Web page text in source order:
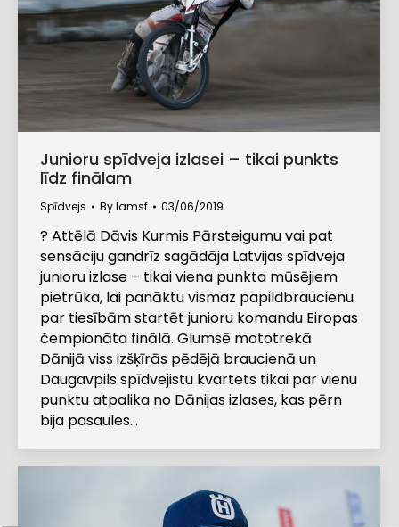
Junioru spīdveja izlasei – tikai punkts
līdz finālam
Spīdvejs Bylamsf 03/06/2019
? Attēlā Dāvis Kurmis Pārsteigumu vai pat
sensāciju gandrīz sagādāja Latvijas spīdveja
junioru izlase – tikai viena punkta mūsējiem
pietrūka, lai panāktu vismaz papildbraucienu
par tiesībām startēt junioru komandu Eiropas
čempionāta finālā. Glumsē mototrekā
Dānijā viss izšķīrās pēdējā braucienā un
Daugavpils spīdvejistu kvartets tikai par vienu
punktu atpalika no Dānijas izlases, kas pērn
bija pasaules…